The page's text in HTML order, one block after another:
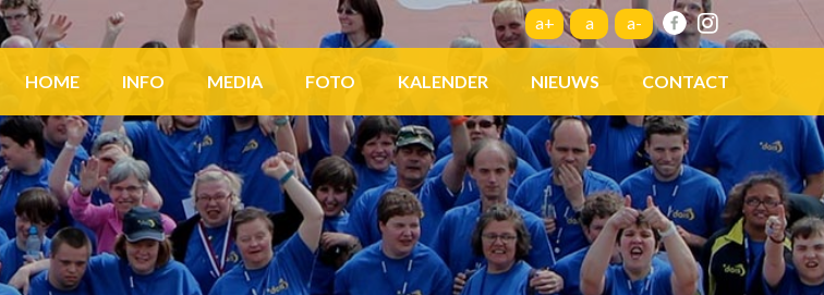
Facebook a+ a a-
HOME INFO MEDIA FOTO KALENDER NIEUWS CONTACT